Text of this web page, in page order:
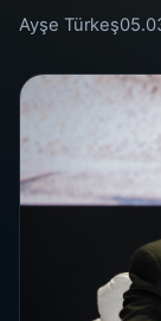
Ayşe Türkeş